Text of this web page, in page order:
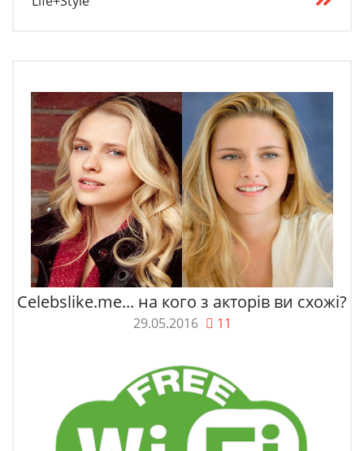
Celebslike.me... на кого з акторів ви схожі?
29.05.2016 11